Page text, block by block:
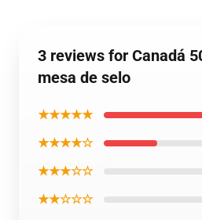
3 reviews for Canadá
mesa de selo
★★★★★
★★★★☆
★★★☆☆
★★☆☆☆